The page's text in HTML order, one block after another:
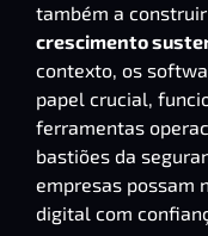
também a
crescimento
contexto, os
papel crucial,
ferramentas
bastiões da
empresas possam
digital com